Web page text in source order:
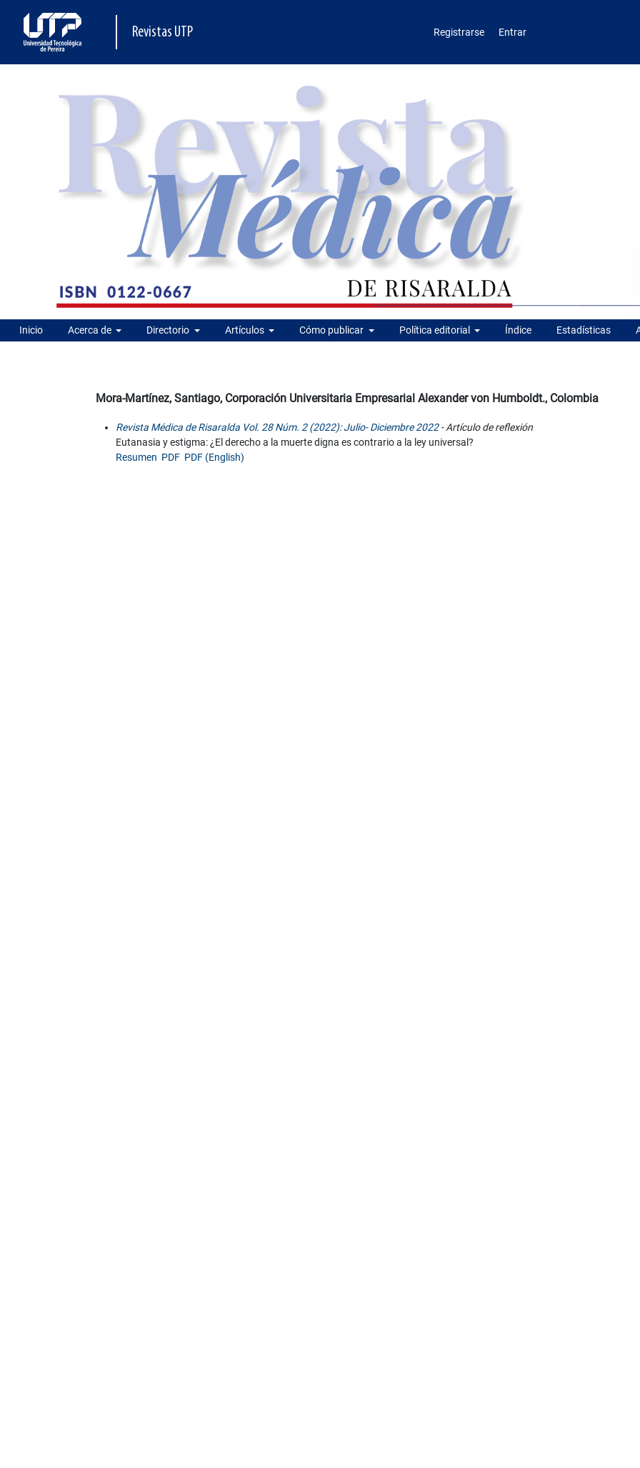
Revistas UTP Registrarse Entrar
Inicio Acerca de Directorio Artículos Cómo publicar Política editorial Índice Estadísticas
Mora-Martínez, Santiago, Corporación Universitaria Empresarial Alexander von Humboldt., Colombia
Revista Médica de Risaralda Vol. 28 Núm. 2 (2022): Julio- Diciembre 2022- Artículo de reflexión
Eutanasia y estigma: ¿El derecho a la muerte digna es contrario a la ley universal?
Resumen PDF PDF (English)